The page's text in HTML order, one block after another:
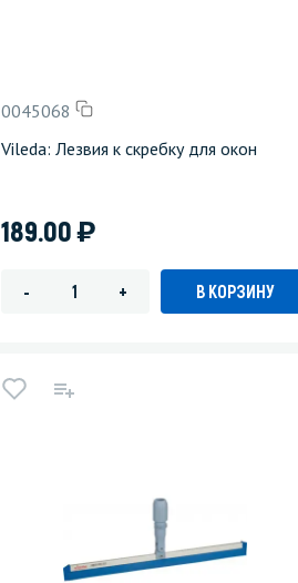
0045068
Vileda: Лезвия к скребку для окон
189.00)
- + В КОРЗИНУ